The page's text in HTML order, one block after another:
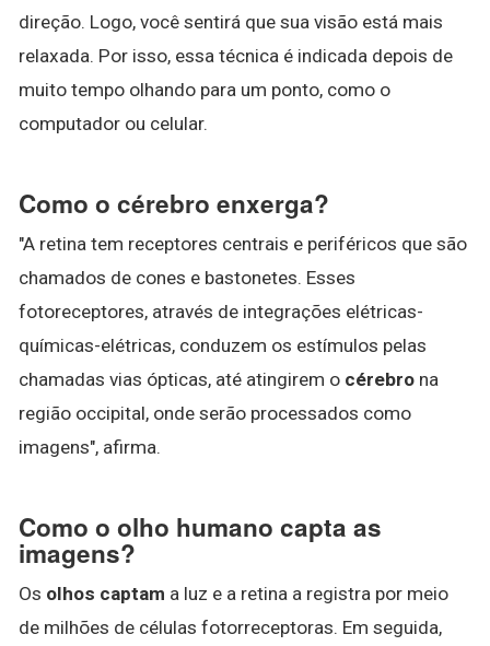
direção. Logo, você sentirá que sua visão está mais
relaxada. Por isso, essa técnica é indicada depois de
muito tempo olhando para um ponto, como o
computador ou celular.
Como o cérebro enxerga?
"A retina tem receptores centrais e periféricos que são
chamados de cones e bastonetes. Esses
fotoreceptores, através de integrações elétricas-
químicas-elétricas, conduzem os estímulos pelas
chamadas vias ópticas, até atingirem o cérebro na
região occipital, onde serão processados como
imagens", afirma.
Como o olho humano capta as
imagens?
Os olhos captam a luz e a retina a registra por meio
de milhões de células fotorreceptoras. Em seguida,